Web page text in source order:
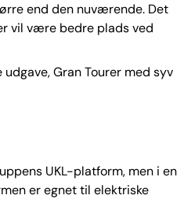
end den nuværende. Det
vil være bedre plads ved
Gran Tourer med syv
UKL-platform, men i en
er egnet til elektriske